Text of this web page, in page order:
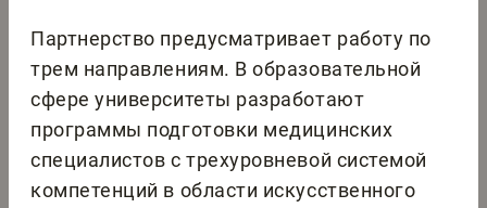
Партнерство предусматривает работу по
трем направлениям. В образовательной
сфере университеты разработают
программы подготовки медицинских
специалистов с трехуровневой системой
компетенций в области искусственного